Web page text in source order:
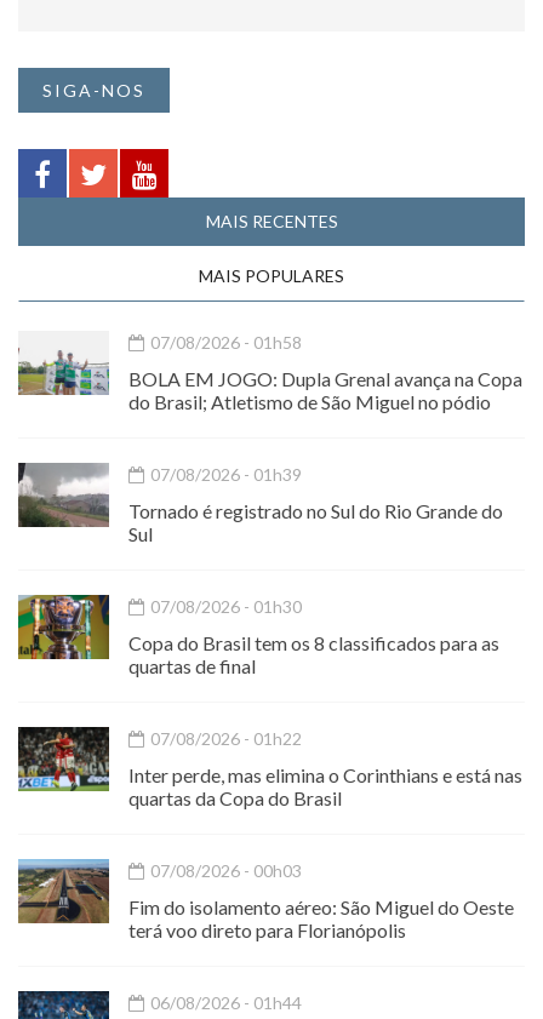
SIGA-NOS
MAIS RECENTES
MAIS POPULARES
07/08/2026 - 01h58
BOLA EM JOGO: Dupla Grenal avança na Copa
do Brasil; Atletismo de São Miguel no pódio
07/08/2026 - 01h39
Tornado é registrado no Sul do Rio Grande do
Sul
07/08/2026 - 01h30
Copa do Brasil tem os 8 classificados para as
quartas de final
07/08/2026 - 01h22
Inter perde, mas elimina o Corinthians e está nas
quartas da Copa do Brasil
07/08/2026 - 00h03
Fim do isolamento aéreo: São Miguel do Oeste
terá voo direto para Florianópolis
06/08/2026 - 01h44